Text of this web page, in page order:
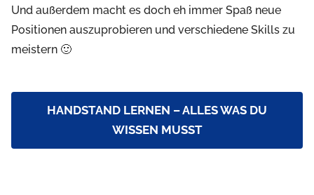
Und außerdem macht es doch eh immer Spaß neue
Positionen auszuprobieren und verschiedene Skills zu
meistern 🙂
HANDSTAND LERNEN – ALLES WAS DU
WISSEN MUSST